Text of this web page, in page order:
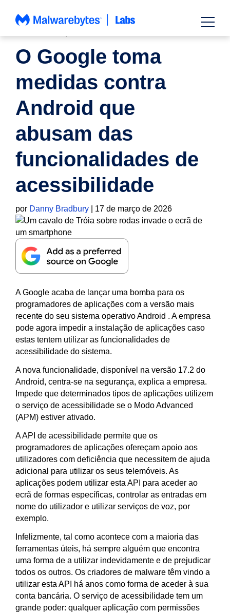
para
O Google toma
medidas contra
Android que
abusam das
funcionalidades de
acessibilidade
por Danny Bradbury 17 de março de 2026
A Google acaba de lançar uma bomba para os
programadores de aplicações com a versão mais
recente do seu sistema operativo Android . A empresa
pode agora impedir a instalação de aplicações caso
estas tentem utilizar as funcionalidades de
acessibilidade do sistema.
A nova funcionalidade, disponível na versão 17.2 do
Android, centra-se na segurança, explica a empresa.
Impede que determinados tipos de aplicações utilizem
o serviço de acessibilidade se o Modo Advanced
(APM) estiver ativado.
A API de acessibilidade permite que os
programadores de aplicações ofereçam apoio aos
utilizadores com deficiência que necessitem de ajuda
adicional para utilizar os seus telemóveis. As
aplicações podem utilizar esta API para aceder ao
ecrã de formas específicas, controlar as entradas em
nome do utilizador e utilizar serviços de voz, por
exemplo.
Infelizmente, tal como acontece com a maioria das
ferramentas úteis, há sempre alguém que encontra
uma forma de a utilizar indevidamente e de prejudicar
todos os outros. Os criadores de malware têm vindo a
utilizar esta API há anos como forma de aceder à sua
conta bancária. O serviço de acessibilidade tem um
grande poder: qualquer aplicação com permissões